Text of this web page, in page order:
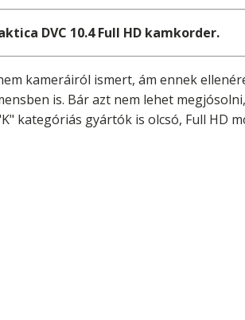
DVC 10.4 Full HD kamkorder.
kameráiról ismert, ám ennek
is. Bár azt nem lehet
kategóriás gyártók is olcsó, Full HD